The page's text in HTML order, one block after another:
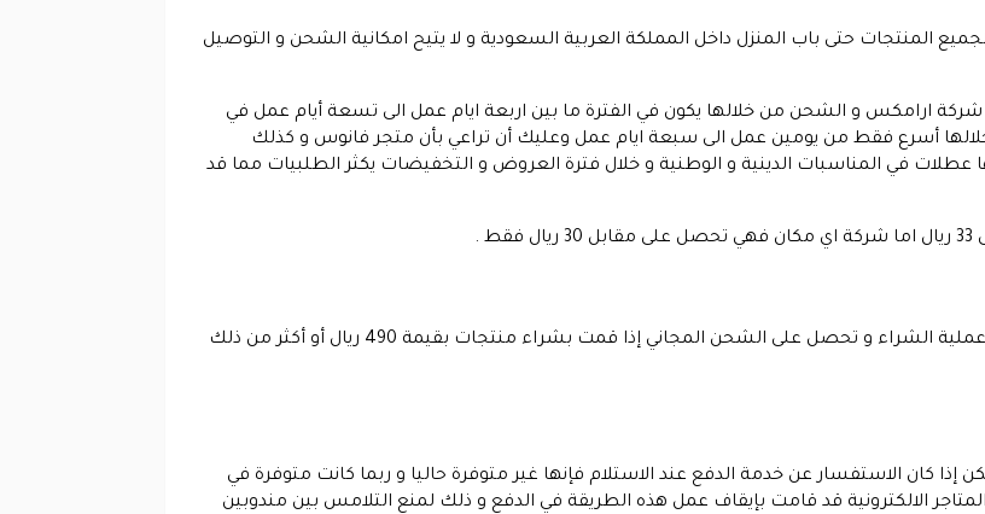
المنتجات حتى باب المنزل داخل المملكة العربية السعودية و لا يتيح امكانية الشحن و التوصيل
ارامكس و الشحن من خلالها يكون في الفترة ما بين اربعة ايام عمل الى تسعة أيام عمل في
أسرع فقط من يومين عمل الى سبعة ايام عمل وعليك أن تراعي بأن متجر فانوس و كذلك
في المناسبات الدينية و الوطنية و خلال فترة العروض و التخفيضات يكثر الطلبيات مما قد
.
يدعم المتجر الشحن المجاني من باب التوفير عليك أثناء عملية الشراء و تحصل على الشحن المجاني إذا قمت بشراء منتجات بقيمة 490 ريال أو أكثر من ذلك
كان الاستفسار عن خدمة الدفع عند الاستلام فإنها غير متوفرة حاليا و ربما كانت متوفرة في
الالكترونية قد قامت بإيقاف عمل هذه الطريقة في الدفع و ذلك لمنع التلامس بين مندوبين